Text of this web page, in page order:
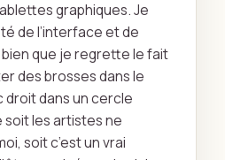
graphiques. Je
de l’interface et de
que je regrette le fait
des brosses dans le
dans un cercle
soit les artistes ne
soit c’est un vrai